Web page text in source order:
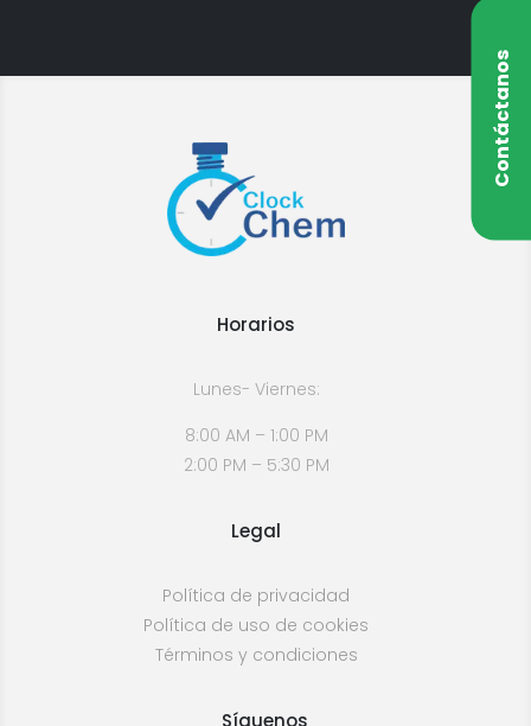
Contáctanos
Horarios
Lunes- Viernes:
8:00 AM – 1:00 PM
2:00 PM – 5:30 PM
Legal
Política de privacidad
Política de uso de cookies
Términos y condiciones